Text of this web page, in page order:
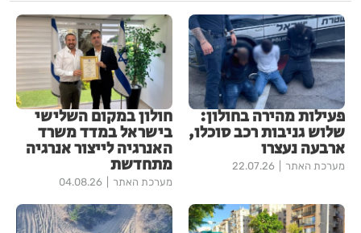
פעילות מהירה בחולון:
שלוש גניבות רכב סוכלו,
ארבעה נעצרו
מערכת האתר 22.07.26
חולון במקום השלישי
בישראל במדד משרד
האנרגיה לייצור אנרגיה
מתחדשת
מערכת האתר 04.08.26